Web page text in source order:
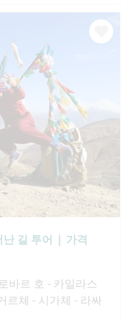
난 길 투어 | 가격
바르 호 - 카일라스
르체 - 시가체 - 라싸